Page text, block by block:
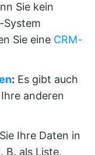
Sie kein
System
Sie eine CRM-
: Es gibt auch
anderen
Ihre Daten in
B. als Liste,